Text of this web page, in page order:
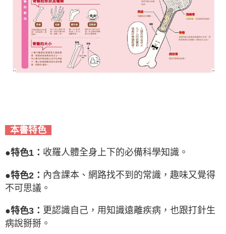
本書特色
●特色1： 收羅人體全身上下的必備科學知識。
●特色2： 內含課本、網路找不到的常識，趣味又覺得
不可思議。
●特色3： 更認識自己，用知識遠離疾病，也跟打針生
病說掰掰。